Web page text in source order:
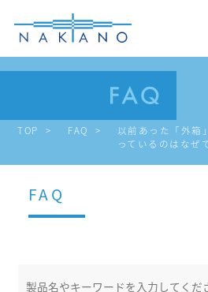
TOP FAQ
以前あった「外箱
っているのはなぜ
FAQ